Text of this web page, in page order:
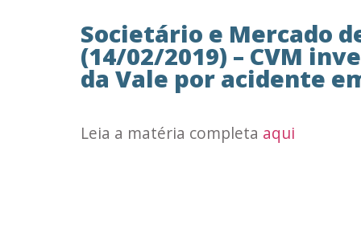
Societário e Mercado
(14/02/2019) – CVM
da Vale por acidente
Leia a matéria completa aqui